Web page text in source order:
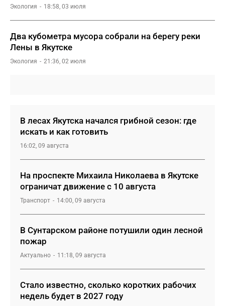
Экология 18:58, 03 июля
Два кубометра мусора собрали на берегу реки
Лены в Якутске
Экология 21:36, 02 июля
В лесах Якутска начался грибной сезон: где
искать и как готовить
16:02, 09 августа
На проспекте Михаила Николаева в Якутске
ограничат движение с 10 августа
Транспорт 14:00, 09 августа
В Сунтарском районе потушили один лесной
пожар
Актуально 11:18, 09 августа
Стало известно, сколько коротких рабочих
недель будет в 2027 году